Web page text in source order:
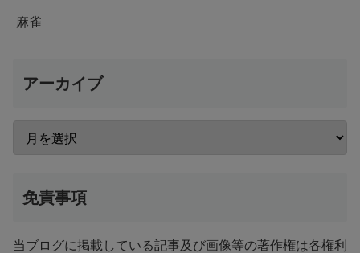
麻雀
アーカイブ
免責事項
当ブログに掲載している記事及び画像等の著作権は各権利